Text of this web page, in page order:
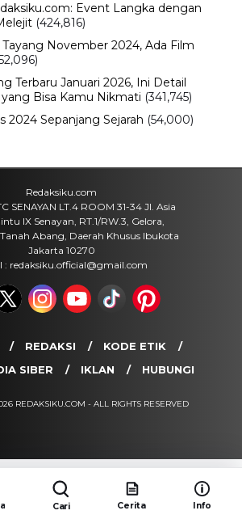
WIB
Perjadin
Pemerintah Iran
Mossad
Siapa Sebenarnya Dalang Demo 25
Ricuh: Bukan Intervensi Asing
Mantul dan Mudah Dimasak
Cari Cerita Info